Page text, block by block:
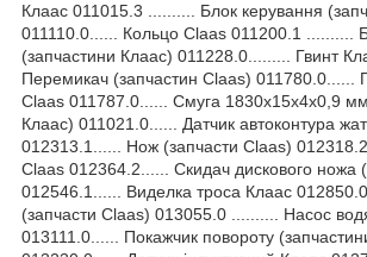
Клаас 011015.3 .......... Блок керування
011110.0...... Кольцо Claas 011200.1 ..........
(запчастини Клаас) 011228.0......... Гвинт
Перемикач (запчастин Claas) 011780.0......
Claas 011787.0...... Смуга 1830х15x4x0,9
Клаас) 011021.0...... Датчик автоконтура
012313.1...... Нож (запчасти Claas)
Claas 012364.2...... Скидач дискового ножа
012546.1...... Виделка троса Клаас
(запчасти Claas) 013055.0 .......... Насос
013111.0...... Покажчик повороту